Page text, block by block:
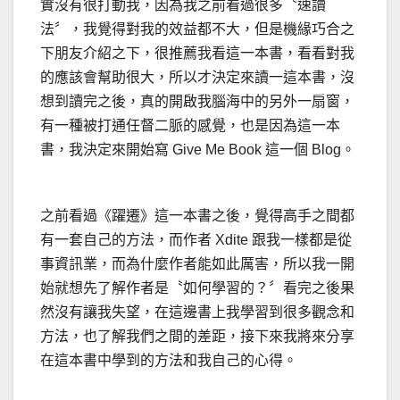
實沒有很打動我，因為我之前看過很多〝速讀
法〞，我覺得對我的效益都不大，但是機緣巧合之
下朋友介紹之下，很推薦我看這一本書，看看對我
的應該會幫助很大，所以才決定來讀一這本書，沒
想到讀完之後，真的開啟我腦海中的另外一扇窗，
有一種被打通任督二脈的感覺，也是因為這一本
書，我決定來開始寫 Give Me Book 這一個 Blog。
之前看過《躍遷》這一本書之後，覺得高手之間都
有一套自己的方法，而作者 Xdite 跟我一樣都是從
事資訊業，而為什麼作者能如此厲害，所以我一開
始就想先了解作者是〝如何學習的？〞看完之後果
然沒有讓我失望，在這邊書上我學習到很多觀念和
方法，也了解我們之間的差距，接下來我將來分享
在這本書中學到的方法和我自己的心得。